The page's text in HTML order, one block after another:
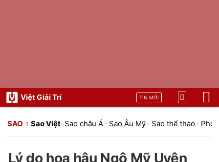
Việt Giải Trí TIN MỚI
SAO Sao Việt· Sao châu Á · Sao Âu Mỹ · Sao thể thao ·
Lý do hoa hậu Ngô Mỹ Uyên